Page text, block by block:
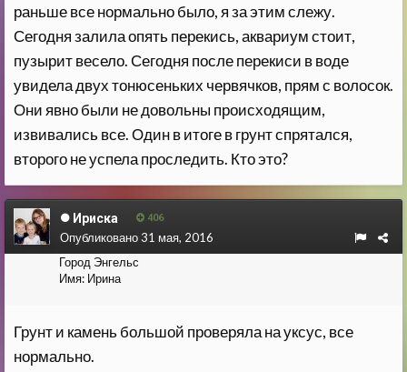
раньше все нормально было, я за этим слежу.
Сегодня залила опять перекись, аквариум стоит,
пузырит весело. Сегодня после перекиси в воде
увидела двух тонюсеньких червячков, прям с волосок.
Они явно были не довольны происходящим,
извивались все. Один в итоге в грунт спрятался,
второго не успела проследить. Кто это?
Ириска 406
Город Энгельс
Имя: Ирина
Опубликовано31 мая, 2016
Грунт и камень большой проверяла на уксус, все
нормально.